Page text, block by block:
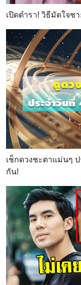
เปิดตำรา! วิธีมัดใจช
เช็กดวงชะตาแม่นๆ
กัน!